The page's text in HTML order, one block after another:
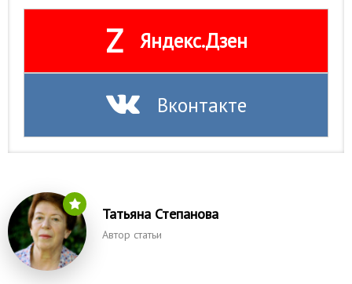
Z Яндекс.Дзен
Вконтакте
Татьяна Степанова
Автор статьи